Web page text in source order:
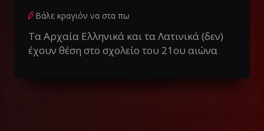
Βάλε κραγιόν να στα πω
Tα Αρχαία Ελληνικά και τα Λατινικά (δεν)
έχουν θέση στο σχολείο του 21ου αιώνα